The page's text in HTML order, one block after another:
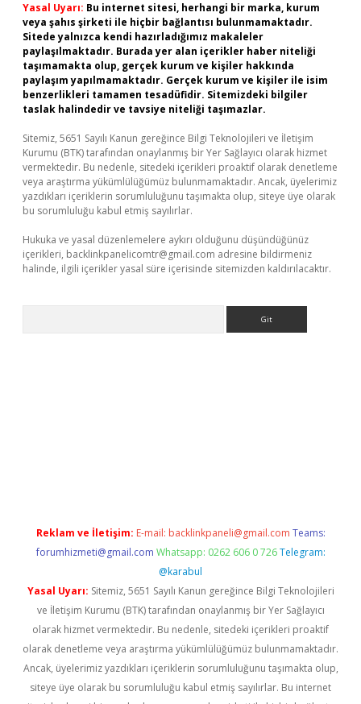
Yasal Uyarı: Bu internet sitesi, herhangi bir marka, kurum
veya şahıs şirketi ile hiçbir bağlantısı bulunmamaktadır.
Sitede yalnızca kendi hazırladığımız makaleler
paylaşılmaktadır. Burada yer alan içerikler haber niteliği
taşımamakta olup, gerçek kurum ve kişiler hakkında
paylaşım yapılmamaktadır. Gerçek kurum ve kişiler ile isim
benzerlikleri tamamen tesadüfidir. Sitemizdeki bilgiler
taslak halindedir ve tavsiye niteliği taşımazlar.
Sitemiz, 5651 Sayılı Kanun gereğince Bilgi Teknolojileri ve İletişim
Kurumu (BTK) tarafından onaylanmış bir Yer Sağlayıcı olarak hizmet
vermektedir. Bu nedenle, sitedeki içerikleri proaktif olarak denetleme
veya araştırma yükümlülüğümüz bulunmamaktadır. Ancak, üyelerimiz
yazdıkları içeriklerin sorumluluğunu taşımakta olup, siteye üye olarak
bu sorumluluğu kabul etmiş sayılırlar.
Hukuka ve yasal düzenlemelere aykırı olduğunu düşündüğünüz
içerikleri, backlinkpanelicomtr@gmail.com adresine bildirmeniz
halinde, ilgili içerikler yasal süre içerisinde sitemizden kaldırılacaktır.
Reklam ve İletişim: E-mail: backlinkpaneli@gmail.com Teams:
forumhizmeti@gmail.com Whatsapp: 0262 606 0 726 Telegram:
@karabul
Yasal Uyarı: Sitemiz, 5651 Sayılı Kanun gereğince Bilgi Teknolojileri
ve İletişim Kurumu (BTK) tarafından onaylanmış bir Yer Sağlayıcı
olarak hizmet vermektedir. Bu nedenle, sitedeki içerikleri proaktif
olarak denetleme veya araştırma yükümlülüğümüz bulunmamaktadır.
Ancak, üyelerimiz yazdıkları içeriklerin sorumluluğunu taşımakta olup,
siteye üye olarak bu sorumluluğu kabul etmiş sayılırlar. Bu internet